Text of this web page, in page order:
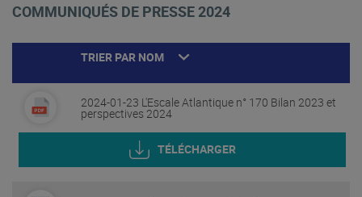
COMMUNIQUÉS DE PRESSE 2024
TRIER PAR NOM
2024-01-23 L'Escale Atlantique n° 170 Bilan 2023 et
perspectives 2024
TÉLÉCHARGER